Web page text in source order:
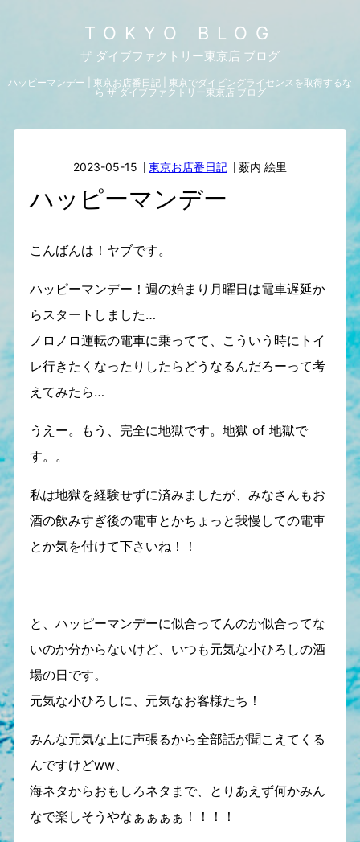
TOKYO BLOG
ザ ダイブファクトリー東京店 ブログ
ハッピーマンデー | 東京お店番日記 | 東京でダイビングライセンスを取得するな
ら ザ ダイブファクトリー東京店 ブログ
2023-05-15 東京お店番日記 薮内 絵里
ハッピーマンデー
こんばんは！ヤブです。
ハッピーマンデー！週の始まり月曜日は電車遅延か
らスタートしました…
ノロノロ運転の電車に乗ってて、こういう時にトイ
レ行きたくなったりしたらどうなるんだろーって考
えてみたら…
うえー。もう、完全に地獄です。地獄 of 地獄で
す。。
私は地獄を経験せずに済みましたが、みなさんもお
酒の飲みすぎ後の電車とかちょっと我慢しての電車
とか気を付けて下さいね！！
と、ハッピーマンデーに似合ってんのか似合ってな
いのか分からないけど、いつも元気な小ひろしの酒
場の日です。
元気な小ひろしに、元気なお客様たち！
みんな元気な上に声張るから全部話が聞こえてくる
んですけどww、
海ネタからおもしろネタまで、とりあえず何かみん
なで楽しそうやなぁぁぁぁ！！！！